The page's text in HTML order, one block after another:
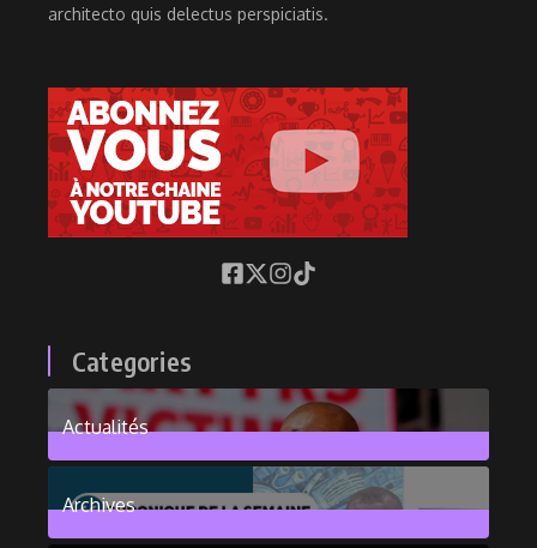
architecto quis delectus perspiciatis.
Categories
Actualités
376Posts
Archives